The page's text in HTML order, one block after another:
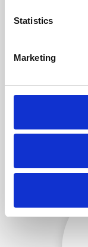
Statistics
Marketing